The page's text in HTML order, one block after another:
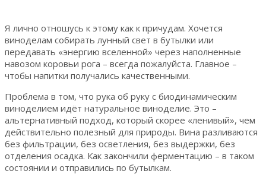
Я лично отношусь к этому как к причудам. Хочется
виноделам собирать лунный свет в бутылки или
передавать «энергию вселенной» через наполненные
навозом коровьи рога – всегда пожалуйста. Главное –
чтобы напитки получались качественными.
Проблема в том, что рука об руку с биодинамическим
виноделием идёт натуральное виноделие. Это –
альтернативный подход, который скорее «ленивый», чем
действительно полезный для природы. Вина разливаются
без фильтрации, без осветления, без выдержки, без
отделения осадка. Как закончили ферментацию – в таком
состоянии и отправились по бутылкам.